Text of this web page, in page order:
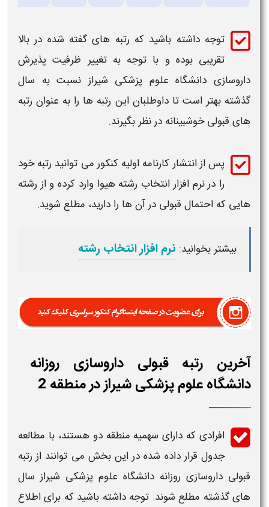
توجه داشته باشید که رتبه های گفته شده در بالا
تقریبی بوده و با توجه به تغییر ظرفیت پذیرش
داروسازیدانشگاه علوم پزشکی شیراز نسبت به سال
گذشته بهتر است تا داوطلبان این رتبه ها را به عنوان رتبه
های قبولیخوشبینانه در نظر بگیرند.
پس از انتشار کارنامه اولیه کنکور می توانید رتبهخود
را در نرم افزار انتخاب رشته هیوا وارد کرده و از رشته
هایی که احتمال قبولی در آن ها را دارید، مطلع شوید.
بیشتر بخوانید: نرم افزار انتخاب رشته
آخرین رتبه قبولی داروسازی روزانه
دانشگاه علوم پزشکی شیراز در منطقه 2
افرادی که دارای سهمیه منطقه دو هستند، با مطالعه
جدول قرار داده شده در این بخش می توانند از رتبه
قبولی داروسازی روزانه دانشگاه علوم پزشکی شیراز سال
های گذشته مطلع شوند. توجه داشته باشید که برای اطلاع